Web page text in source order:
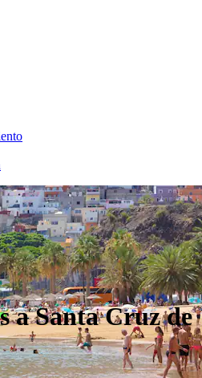
a Santa Cruz de